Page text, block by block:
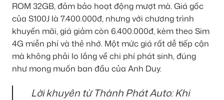
ROM 32GB, đảm bảo hoạt động mượt mà. Giá gốc
của S100J là 7.400.000đ, nhưng với chương trình
khuyến mãi, giá giảm còn 6.400.000đ, kèm theo Sim
4G miễn phí và thẻ nhớ. Một mức giá rất dễ tiếp cận
mà không phải lo lắng về chi phí phát sinh, đúng
như mong muốn ban đầu của Anh Duy.
Lời khuyên từ Thành Phát Auto:Khi